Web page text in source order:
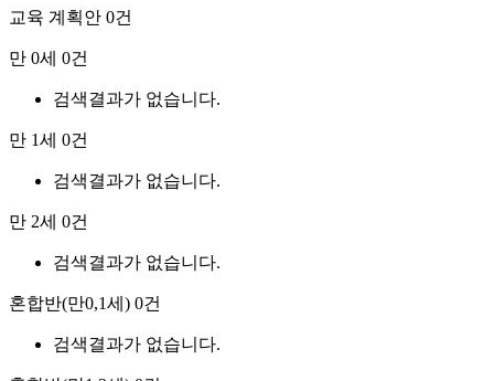
교육 계획안 0건
만 0세 0건
검색결과가 없습니다.
만 1세 0건
검색결과가 없습니다.
만 2세 0건
검색결과가 없습니다.
혼합반(만0,1세) 0건
검색결과가 없습니다.